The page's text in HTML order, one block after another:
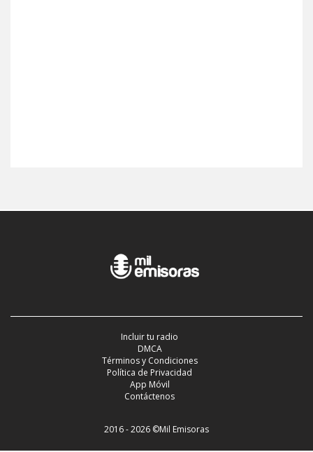
Incluir tu radio
DMCA
Términos y Condiciones
Política de Privacidad
App Móvil
Contáctenos
2016 - 2026 ©Mil Emisoras